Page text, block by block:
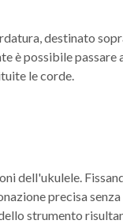
destinato
è possibile
le corde.
dell'ukulele.
precisa
strumento